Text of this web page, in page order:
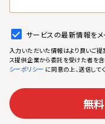
サービスの最新情報を
入力いただいた情報はより良いご提
ス提供企業から委託を受けた者を含
シーポリシー に同意の上、送信して
無